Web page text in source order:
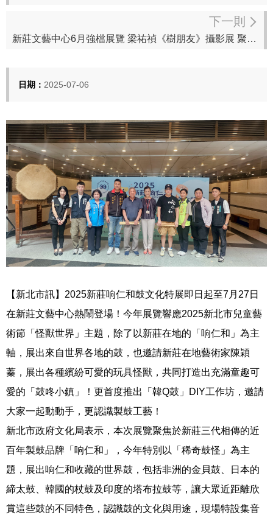
下一則
新莊文藝中心6月強檔展覽 梁祐禎《樹朋友》攝影展 聚焦城市中的自然身影
日期： 2025-07-06
【新北市訊】2025新莊响仁和鼓文化特展即日起至7月27日
在新莊文藝中心熱鬧登場！今年展覽響應2025新北市兒童藝
術節「怪獸世界」主題，除了以新莊在地的「响仁和」為主
軸，展出來自世界各地的鼓，也邀請新莊在地藝術家陳穎
蓁，展出各種繽紛可愛的玩具怪獸，共同打造出充滿童趣可
愛的「鼓咚小鎮」！更首度推出「韓Q鼓」DIY工作坊，邀請
大家一起動動手，更認識製鼓工藝！
新北市政府文化局表示，本次展覽聚焦於新莊三代相傳的近
百年製鼓品牌「响仁和」，今年特別以「稀奇鼓怪」為主
題，展出响仁和收藏的世界鼓，包括非洲的金貝鼓、日本的
締太鼓、韓國的杖鼓及印度的塔布拉鼓等，讓大眾近距離欣
賞這些鼓的不同特色，認識鼓的文化與用途，現場特設集音